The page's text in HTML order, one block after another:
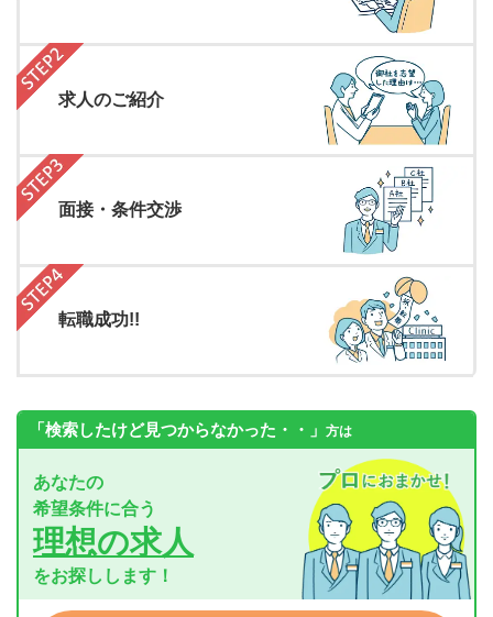
求人のご紹介
面接・条件交渉
転職成功!!
「検索したけど見つからなかった・・」 方は
あなたの
希望条件に合う
理想の求人
をお探しします！